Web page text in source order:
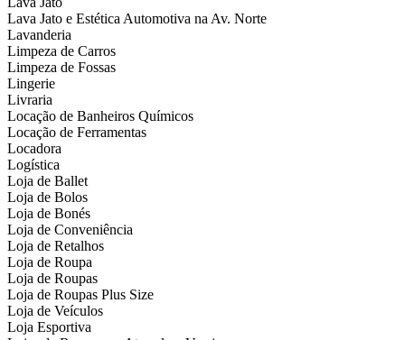
Lava Jato e Estética Automotiva na Av. Norte
Lavanderia
Limpeza de Carros
Limpeza de Fossas
Lingerie
Livraria
Locação de Banheiros Químicos
Locação de Ferramentas
Locadora
Logística
Loja de Ballet
Loja de Bolos
Loja de Bonés
Loja de Conveniência
Loja de Retalhos
Loja de Roupa
Loja de Roupas
Loja de Roupas Plus Size
Loja de Veículos
Loja Esportiva